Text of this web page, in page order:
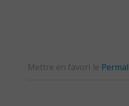
Mettre en favori le